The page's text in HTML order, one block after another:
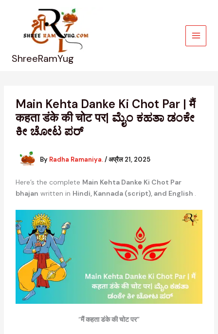
ShreeRamYug
Main Kehta Danke Ki Chot Par | मैं
कहता डंके की चोट पर| ಮೈಂ ಕಹತಾ ಡಂಕೇ
ಕೀ ಚೋಟ ಪರ್
By Radha Ramaniya./अप्रैल 21, 2025
Here’s the complete Main Kehta Danke Ki Chot Par
bhajan written in Hindi, Kannada (script), and English .
“मैं कहता डंके की चोट पर”